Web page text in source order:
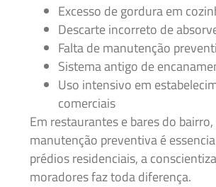
Excesso de gordura em
Descarte incorreto de
Falta de manutenção
Sistema antigo de
Uso intensivo em
comerciais
Em restaurantes e bares do bairro,
manutenção preventiva é
prédios residenciais, a
moradores faz toda diferença.